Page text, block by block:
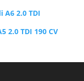
A6 2.0 TDI
2.0 TDI 190 CV